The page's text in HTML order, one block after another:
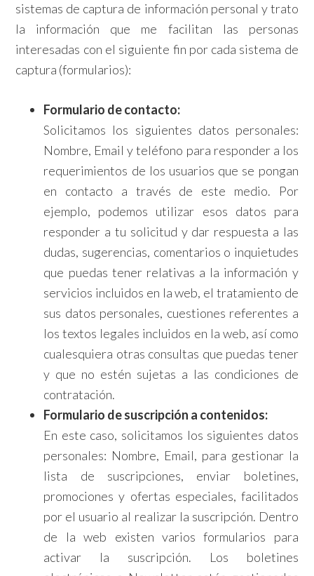
sistemas de captura de información personal y trato
la información que me facilitan las personas
interesadas con el siguiente fin por cada sistema de
captura (formularios):
Formulario de contacto:
Solicitamos los siguientes datos personales:
Nombre, Email y teléfono para responder a los
requerimientos de los usuarios que se pongan
en contacto a través de este medio. Por
ejemplo, podemos utilizar esos datos para
responder a tu solicitud y dar respuesta a las
dudas, sugerencias, comentarios o inquietudes
que puedas tener relativas a la información y
servicios incluidos en la web, el tratamiento de
sus datos personales, cuestiones referentes a
los textos legales incluidos en la web, así como
cualesquiera otras consultas que puedas tener
y que no estén sujetas a las condiciones de
contratación.
Formulario de suscripción a contenidos:
En este caso, solicitamos los siguientes datos
personales: Nombre, Email, para gestionar la
lista de suscripciones, enviar boletines,
promociones y ofertas especiales, facilitados
por el usuario al realizar la suscripción. Dentro
de la web existen varios formularios para
activar la suscripción. Los boletines